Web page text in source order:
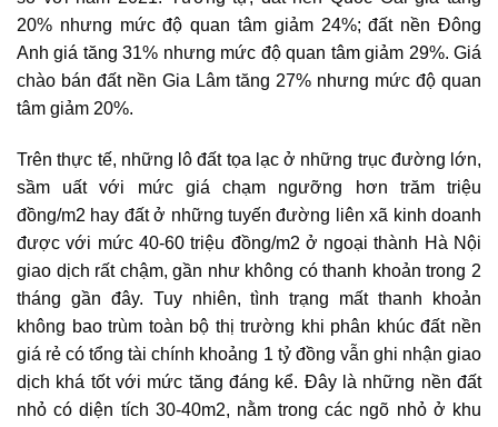
20% nhưng mức độ quan tâm giảm 24%; đất nền Đông
Anh giá tăng 31% nhưng mức độ quan tâm giảm 29%. Giá
chào bán đất nền Gia Lâm tăng 27% nhưng mức độ quan
tâm giảm 20%.
Trên thực tế, những lô đất tọa lạc ở những trục đường lớn,
sầm uất với mức giá chạm ngưỡng hơn trăm triệu
đồng/m2 hay đất ở những tuyến đường liên xã kinh doanh
được với mức 40-60 triệu đồng/m2 ở ngoại thành Hà Nội
giao dịch rất chậm, gần như không có thanh khoản trong 2
tháng gần đây. Tuy nhiên, tình trạng mất thanh khoản
không bao trùm toàn bộ thị trường khi phân khúc đất nền
giá rẻ có tổng tài chính khoảng 1 tỷ đồng vẫn ghi nhận giao
dịch khá tốt với mức tăng đáng kể. Đây là những nền đất
nhỏ có diện tích 30-40m2, nằm trong các ngõ nhỏ ở khu